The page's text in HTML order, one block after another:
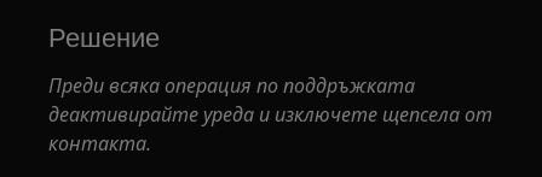
Решение
Преди всяка операция по поддръжката
деактивирайте уреда и изключете щепсела от
контакта.